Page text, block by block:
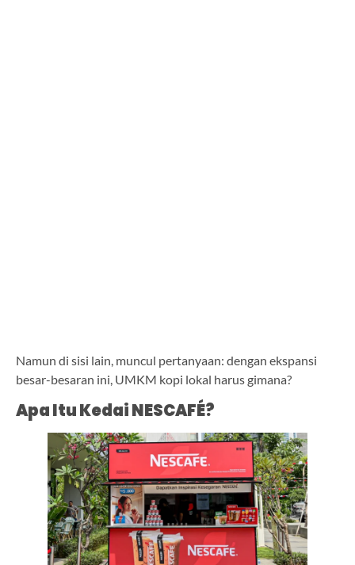
Namun di sisi lain, muncul pertanyaan: dengan ekspansi
besar-besaran ini, UMKM kopi lokal harus gimana?
Apa Itu Kedai NESCAFÉ?